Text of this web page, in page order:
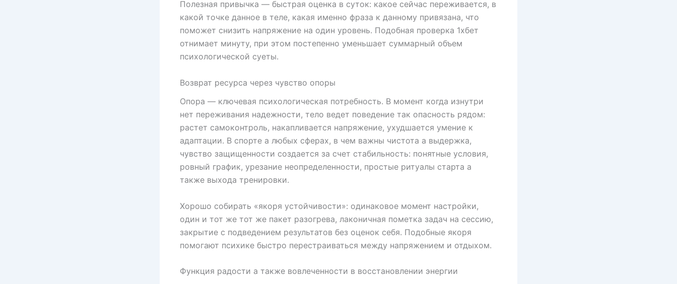
Полезная привычка — быстрая оценка в суток: какое сейчас переживается, в
какой точке данное в теле, какая именно фраза к данному привязана, что
поможет снизить напряжение на один уровень. Подобная проверка 1хбет
отнимает минуту, при этом постепенно уменьшает суммарный объем
психологической суеты.
Возврат ресурса через чувство опоры
Опора — ключевая психологическая потребность. В момент когда изнутри
нет переживания надежности, тело ведет поведение так опасность рядом:
растет самоконтроль, накапливается напряжение, ухудшается умение к
адаптации. В спорте а любых сферах, в чем важны чистота а выдержка,
чувство защищенности создается за счет стабильность: понятные условия,
ровный график, урезание неопределенности, простые ритуалы старта а
также выхода тренировки.
Хорошо собирать «якоря устойчивости»: одинаковое момент настройки,
один и тот же тот же пакет разогрева, лаконичная пометка задач на сессию,
закрытие с подведением результатов без оценок себя. Подобные якоря
помогают психике быстро перестраиваться между напряжением и отдыхом.
Функция радости а также вовлеченности в восстановлении энергии